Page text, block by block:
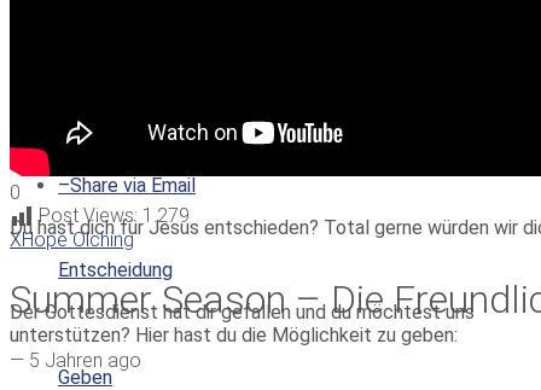
0
Post Views: 1.279
XHope Olching
Summer Season – Die
— 5 Jahren ago
Share on Twitter
–Share on Facebook
–Share via Email
Du hast dich für Jesus entschieden? Total gerne würden wir
Entscheidung
Der Gottesdienst hat dir gefallen und du möchtest uns
unterstützen? Hier hast du die Möglichkeit zu geben:
Geben